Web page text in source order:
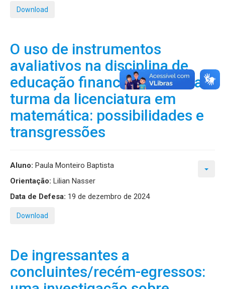
Download
O uso de instrumentos
avaliativos na disciplina de
educação financeira em uma
turma da licenciatura em
matemática: possibilidades e
transgressões
Aluno: Paula Monteiro Baptista
Orientação: Lilian Nasser
Data de Defesa: 19 de dezembro de 2024
Download
De ingressantes a
concluintes/recém-egressos: